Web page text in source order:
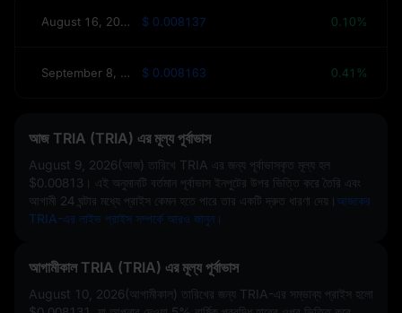
August 16, 2026(এই সপ্তাহে) $ 0.008137 0.10%
September 8, 2026(30 দিন) $ 0.008163 0.41%
আজ TRIA (TRIA) এর মূল্য পূর্বাভাস
August 9, 2026(আজ) তারিখে TRIA এর জন্য পূর্বাভাসকৃত মূল্য হল
$0.00813 । এই অনুমানটি বর্তমান পূর্বাভাস ইনপুটের উপর ভিত্তি করে তৈরি এবং
আগামী 24 ঘন্টার মধ্যে প্রাইস কেমন হতে পারে তার একটি দ্রুত ধারণা দেয়।আজকের
TRIA-এর লাইভ প্রাইস সম্পর্কে আরও জানুন।
আগামীকাল TRIA (TRIA) এর মূল্য পূর্বাভাস
August 10, 2026(আগামীকাল) তারিখের জন্য TRIA-এর সম্ভাব্য প্রাইস হলো